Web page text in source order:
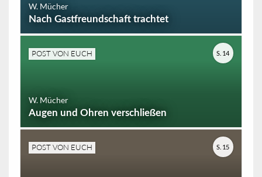
W. Mücher
Nach Gastfreundschaft trachtet
POST VON EUCH
W. Mücher
Augen und Ohren verschließen
S. 14
POST VON EUCH S. 15